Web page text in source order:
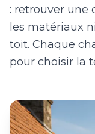
: retrouver une
les matériaux
toit. Chaque
pour choisir la